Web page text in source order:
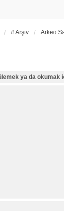
# Arşiv Arkeo
ya da